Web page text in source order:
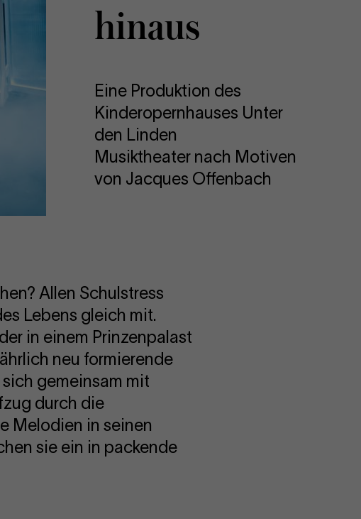
hin­aus
Eine Produktion des
Kinderopernhauses Unter
den Linden
Musiktheater nach Motiven
von Jacques Offenbach
Allen Schulstress
Lebens gleich mit.
in einem Prinzenpalast
neu formierende
gemeinsam mit
durch die
Melodien in seinen
sie ein in packende